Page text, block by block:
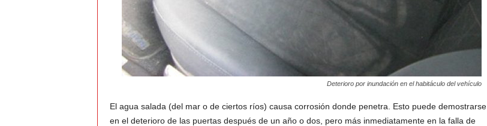
Deterioro por inundación en el habitáculo del vehículo
El agua salada (del mar o de ciertos ríos) causa corrosión donde penetra. Esto puede demostrarse
en el deterioro de las puertas después de un año o dos, pero más inmediatamente en la falla de